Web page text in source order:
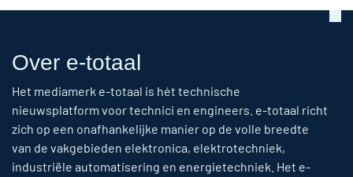
Over e-totaal
Het mediamerk e-totaal is hét technische
nieuwsplatform voor technici en engineers. e-totaal richt
zich op een onafhankelijke manier op de volle breedte
van de vakgebieden elektronica, elektrotechniek,
industriële automatisering en energietechniek. Het e-